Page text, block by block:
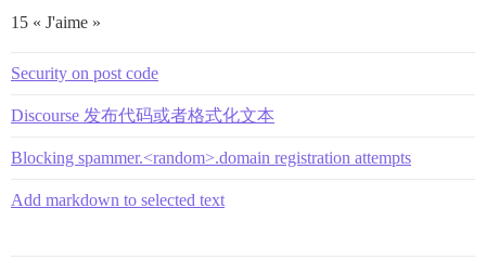
15 « J'aime »
Security on post code
Discourse 发布代码或者格式化文本
Blocking spammer.<random>.domain registration attempts
Add markdown to selected text